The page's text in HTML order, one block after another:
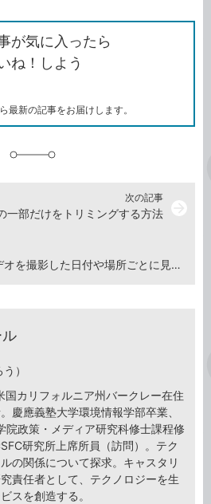
シ
ェ
ア
な
ブ
ッ
ク
ク
ク
を
コ
が気に入ったら
ね！しよう
最新の記事をお届けします。
iPhoneで写真やビデオを撮影した日付や場所ごとに見る「モーメント」の使い方
次の記事
一部だけをトリミングする方法
）
カリフォルニア州バークレー在住
慶應義塾大学環境情報学部卒業、
政策・メディア研究科修士課程修
研究所上席所員（訪問）。テク
の関係について探求。キャスタリ
責任者として、テクノロジーを生
スを創造する。